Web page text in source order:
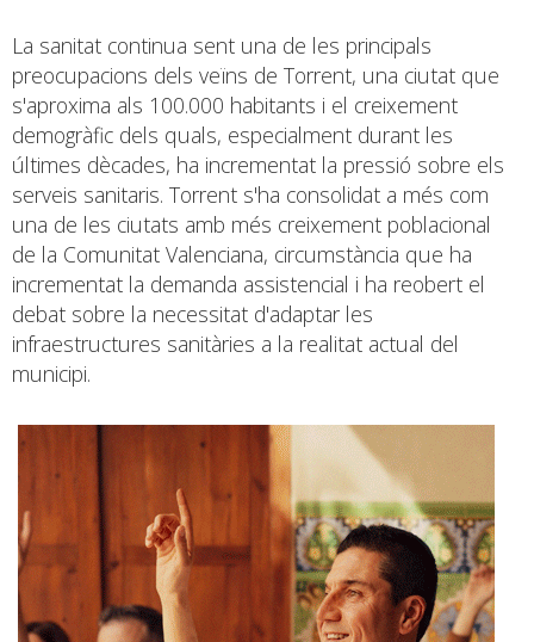
La sanitat continua sent una de les principals
preocupacions dels veïns de Torrent, una ciutat que
s'aproxima als 100.000 habitants i el creixement
demogràfic dels quals, especialment durant les
últimes dècades, ha incrementat la pressió sobre els
serveis sanitaris. Torrent s'ha consolidat a més com
una de les ciutats amb més creixement poblacional
de la Comunitat Valenciana, circumstància que ha
incrementat la demanda assistencial i ha reobert el
debat sobre la necessitat d'adaptar les
infraestructures sanitàries a la realitat actual del
municipi.